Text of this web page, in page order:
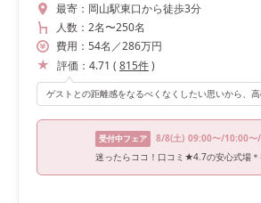
最寄： 岡山駅東口から徒歩3分
人数： 2名〜250名
費用： 54名 ／286万円
評価： 4.71 ( 815件)
受付中フェア 8/8(土) 09:00〜/10:00〜/